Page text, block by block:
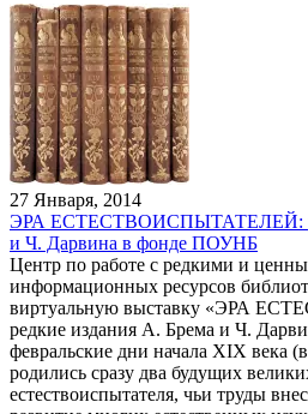
27 Января, 2014
ЭРА ЕСТЕСТВОИСПЫТАТЕЛЕЙ:
и Ч. Дарвина в фонде ПОУНБ
Центр по работе с редкими и
информационных ресурсов
виртуальную выставку «ЭРА
редкие издания А. Брема и Ч.
февральские дни начала XIX века
родились сразу два будущих
естествоиспытателя, чьи труды